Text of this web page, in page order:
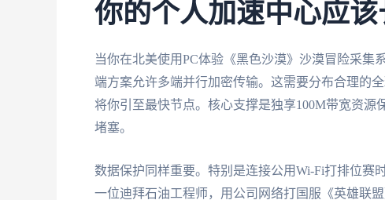
你的个人加速中心应该
当你在北美使用PC体验《黑色沙漠》沙漠冒险采
端方案允许多端并行加密传输。这需要分布合理的
将你引至最快节点。核心支撑是独享100M带宽资
堵塞。
数据保护同样重要。特别是连接公用Wi-Fi打排位赛
一位迪拜石油工程师，用公司网络打国服《英雄联